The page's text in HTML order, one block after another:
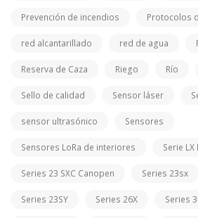
Prevención de incendios Protocolos
red alcantarillado red de agua
Reserva de Caza Riego Río
Sello de calidad Sensor láser
sensor ultrasónico Sensores
Sensores LoRa de interiores Serie LX
Series 23 SXC Canopen Series 23sx
Series 23SY Series 26X Series